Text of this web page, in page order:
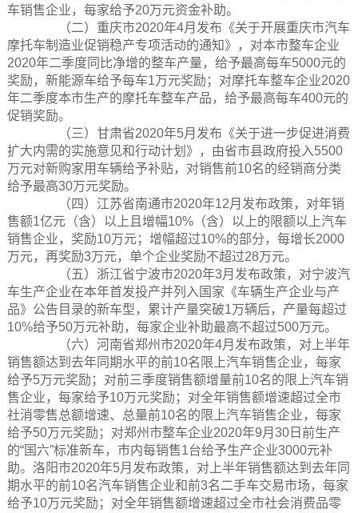
车销售企业，每家给予20万元资金补助。
（二）重庆市2020年4月发布《关于开展重庆市汽车
摩托车制造业促销稳产专项活动的通知》，对本市整车企业
2020年二季度同比净增的整车产量，给予最高每车5000元的
奖励，新能源车给予每车1万元奖励；对摩托车整车企业2020
年二季度本市生产的摩托车整车产品，给予最高每车400元的
促销奖励。
（三）甘肃省2020年5月发布《关于进一步促进消费
扩大内需的实施意见和行动计划》，由省市县政府投入5500
万元对新购家用车辆给予补贴，对销售前10名的经销商分类
给予最高30万元奖励。
（四）江苏省南通市2020年12月发布政策，对年销
售额1亿元（含）以上且增幅10%（含）以上的限额以上汽车
销售企业，奖励10万元；增幅超过10%的部分，每增长2000
万元，再奖励3万元，单个企业奖励不超过28万元。
（五）浙江省宁波市2020年3月发布政策，对宁波汽
车生产企业在本年首发投产并列入国家《车辆生产企业与产
品》公告目录的新车型，累计产量突破1万辆后，产量每超过
10%给予50万元补助，每家企业补助最高不超过500万元。
（六）河南省郑州市2020年4月发布政策，对上半年
销售额达到去年同期水平的前10名限上汽车销售企业，每家
给予5万元奖励；对前三季度销售额增量前10名的限上汽车销
售企业，每家给予10万元奖励；对全年销售额增速超过全市
社消零售总额增速、总量前10名的限上汽车销售企业，每家
给予50万元奖励；对郑州市整车企业2020年9月30日前生产
的“国六”标准新车，市内每销售1台给予生产企业3000元补
助。洛阳市2020年5月发布政策，对上半年销售额达到去年同
期水平的前10名汽车销售企业和前3名二手车交易市场，每家
给予10万元奖励；对全年销售额增速超过全市社会消费品零